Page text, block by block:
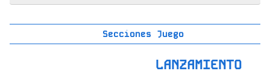
Secciones Juego
LANZAMIENTO